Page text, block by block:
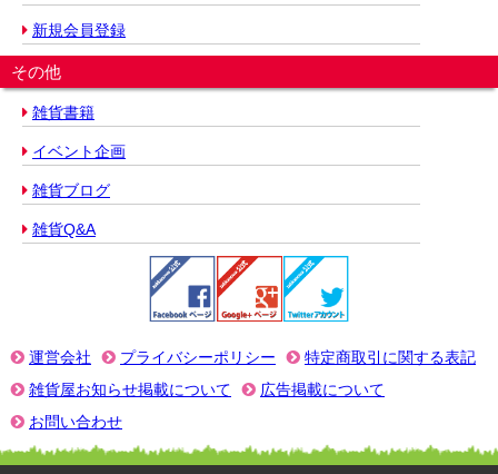
新規会員登録
その他
雑貨書籍
イベント企画
雑貨ブログ
雑貨Q&A
運営会社 プライバシーポリシー
特定商取引に関する表記
雑貨屋お知らせ掲載について
広告掲載について
お問い合わせ